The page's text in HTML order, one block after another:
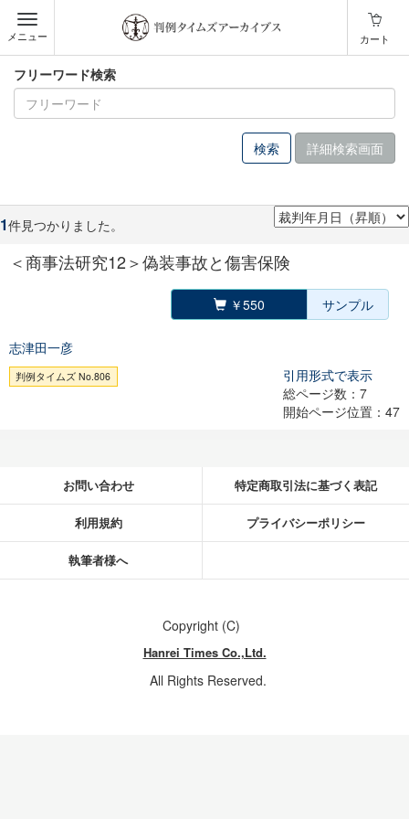
メニュー カート
フリーワード検索
詳細検索画面
1件見つかりました。
＜商事法研究12＞偽装事故と傷害保険
￥550 サンプル
志津田一彦
判例タイムズ No.806
引用形式で表示
総ページ数：7
開始ページ位置：47
お問い合わせ 特定商取引法に基づく表記
利用規約 プライバシーポリシー
執筆者様へ
Copyright (C)
Hanrei Times Co.,Ltd.
All Rights Reserved.